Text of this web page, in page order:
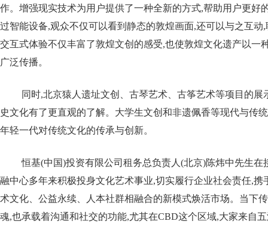
作。增强现实技术为用户提供了一种全新的方式,帮助用户更好
过智能设备,观众不仅可以看到静态的敦煌画面,还可以与之互动
交互式体验不仅丰富了敦煌文创的感受,也使敦煌文化遗产以一
广泛传播。
同时,北京猿人遗址文创、古琴艺术、古筝艺术等项目的展
史文化有了更直观的了解。大学生文创和非遗佩香等现代与传
年轻一代对传统文化的传承与创新。
恒基(中国)投资有限公司租务总负责人(北京)陈炜中先生在
融中心多年来积极投身文化艺术事业,切实履行企业社会责任,携
术文化、公益永续、人本社群相融合的新模式焕活市场。当下
魂,也承载着沟通和社交的功能,尤其在CBD这个区域,大家来自